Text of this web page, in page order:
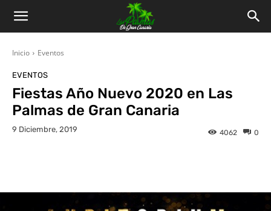
Inicio Eventos
EVENTOS
Fiestas Año Nuevo 2020 en Las
Palmas de Gran Canaria
9 Diciembre, 2019 0
4062